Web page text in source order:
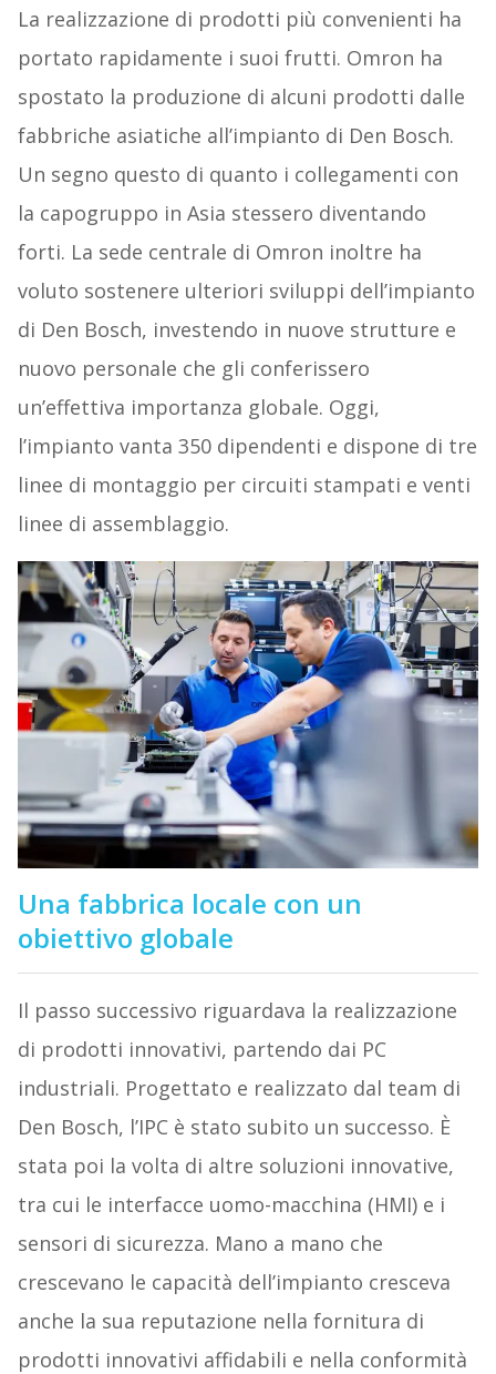
La realizzazione di prodotti più convenienti ha
portato rapidamente i suoi frutti. Omron ha
spostato la produzione di alcuni prodotti dalle
fabbriche asiatiche all’impianto di Den Bosch.
Un segno questo di quanto i collegamenti con
la capogruppo in Asia stessero diventando
forti. La sede centrale di Omron inoltre ha
voluto sostenere ulteriori sviluppi dell’impianto
di Den Bosch, investendo in nuove strutture e
nuovo personale che gli conferissero
un’effettiva importanza globale. Oggi,
l’impianto vanta 350 dipendenti e dispone di tre
linee di montaggio per circuiti stampati e venti
linee di assemblaggio.
Una fabbrica locale con un
obiettivo globale
Il passo successivo riguardava la realizzazione
di prodotti innovativi, partendo dai PC
industriali. Progettato e realizzato dal team di
Den Bosch, l’IPC è stato subito un successo. È
stata poi la volta di altre soluzioni innovative,
tra cui le interfacce uomo-macchina (HMI) e i
sensori di sicurezza. Mano a mano che
crescevano le capacità dell’impianto cresceva
anche la sua reputazione nella fornitura di
prodotti innovativi affidabili e nella conformità